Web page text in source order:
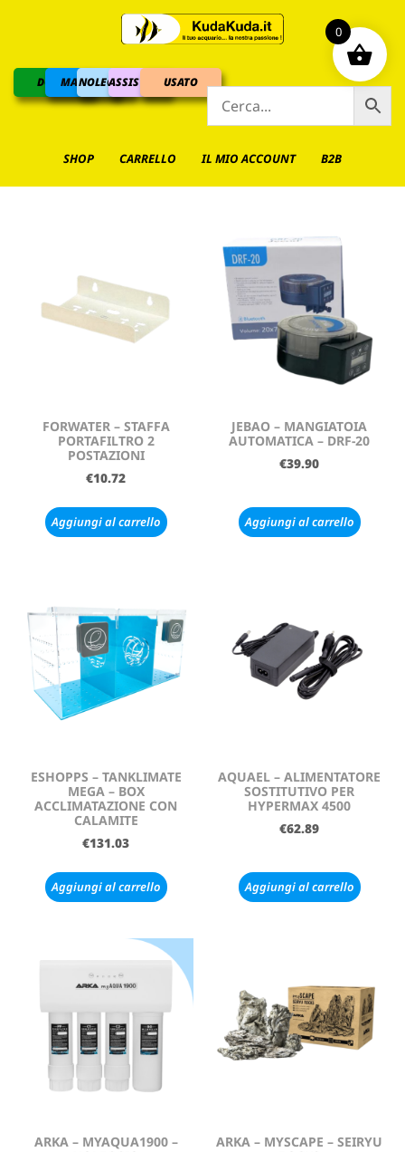
DOLCEMARINO
NOLEGGIOASSISTENZAUSATO
SHOP CARRELLO IL MIO ACCOUNT B2B
FORWATER – STAFFA
PORTAFILTRO 2
POSTAZIONI
€10.72
Aggiungi al carrello
JEBAO – MANGIATOIA
AUTOMATICA – DRF-20
€39.90
Aggiungi al carrello
ESHOPPS – TANKLIMATE
MEGA – BOX
ACCLIMATAZIONE CON
CALAMITE
€131.03
Aggiungi al carrello
AQUAEL – ALIMENTATORE
SOSTITUTIVO PER
HYPERMAX 4500
€62.89
Aggiungi al carrello
ARKA – MYAQUA1900 –
ARKA – MYSCAPE – SEIRYU
0